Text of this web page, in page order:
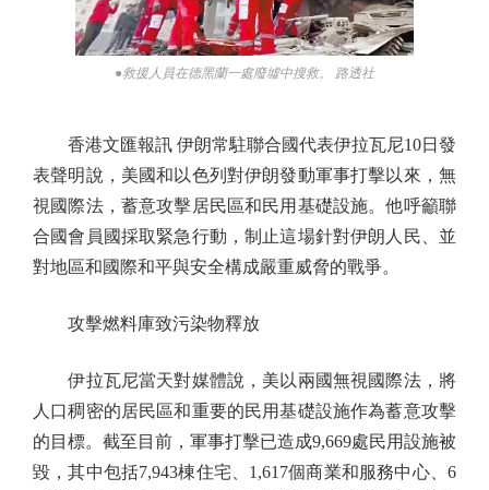
●救援人員在德黑蘭一處廢墟中搜救。 路透社
香港文匯報訊 伊朗常駐聯合國代表伊拉瓦尼10日發
表聲明說，美國和以色列對伊朗發動軍事打擊以來，無
視國際法，蓄意攻擊居民區和民用基礎設施。他呼籲聯
合國會員國採取緊急行動，制止這場針對伊朗人民、並
對地區和國際和平與安全構成嚴重威脅的戰爭。
攻擊燃料庫致污染物釋放
伊拉瓦尼當天對媒體說，美以兩國無視國際法，將
人口稠密的居民區和重要的民用基礎設施作為蓄意攻擊
的目標。截至目前，軍事打擊已造成9,669處民用設施被
毀，其中包括7,943棟住宅、1,617個商業和服務中心、6